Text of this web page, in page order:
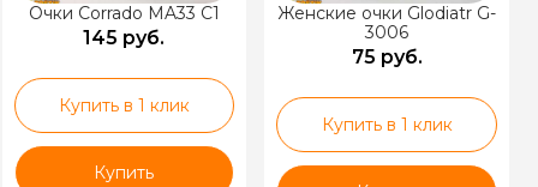
Очки Corrado MA33 C1
145 руб.
Купить в 1 клик
Купить
Женские очки Glodiatr G-
3006
75 руб.
Купить в 1 клик